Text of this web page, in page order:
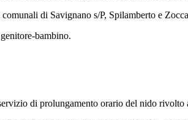
di Savignano s/P, Spilamberto e
bambino.
di prolungamento orario del nido